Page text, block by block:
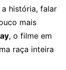
história, falar
mais
, o filme em
raça inteira